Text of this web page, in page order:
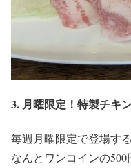
3. 月曜限定！特製チキ
毎週月曜限定で登場す
なんとワンコインの